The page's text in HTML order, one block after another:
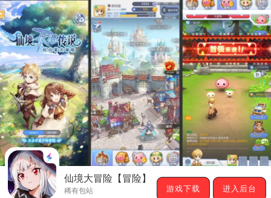
仙境大冒险【冒险】
稀有包站 游戏下载 进入后台